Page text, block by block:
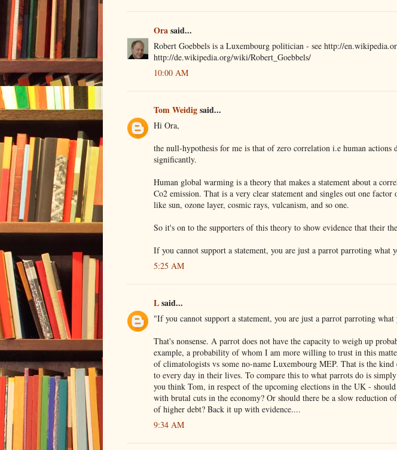
Orasaid...
Robert Goebbels is a Luxembourg politician - see http://
http://de.wikipedia.org/wiki/Robert_Goebbels/
10:00 AM
Tom Weidigsaid...
Hi Ora,
the null-hypothesis for me is that of zero correlation i.e human actions
significantly.
Human global warming is a theory that makes a statement about a
Co2 emission. That is a very clear statement and singles out one
like sun, ozone layer, cosmic rays, vulcanism, and so one.
So it's on to the supporters of this theory to show evidence that their
If you cannot support a statement, you are just a parrot parroting what
5:25 AM
Lsaid...
"If you cannot support a statement, you are just a parrot parroting what
That's nonsense. A parrot does not have the capacity to weigh up
example, a probability of whom I am more willing to trust in this
of climatologists vs some no-name Luxembourg MEP. That is the
to every day in their lives. To compare this to what parrots do is
you think Tom, in respect of the upcoming elections in the UK - should
with brutal cuts in the economy? Or should there be a slow reduction
of higher debt? Back it up with evidence....
9:34 AM